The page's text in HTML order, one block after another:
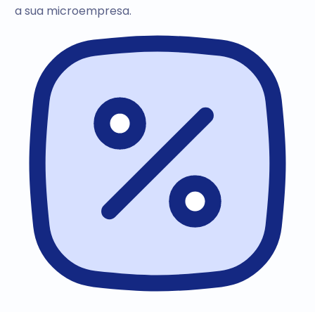
a sua microempresa.